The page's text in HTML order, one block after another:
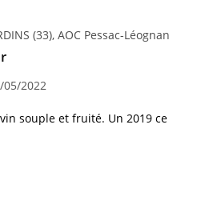
(33), AOC Pessac-Léognan
05/2022
souple et fruité. Un 2019 ce